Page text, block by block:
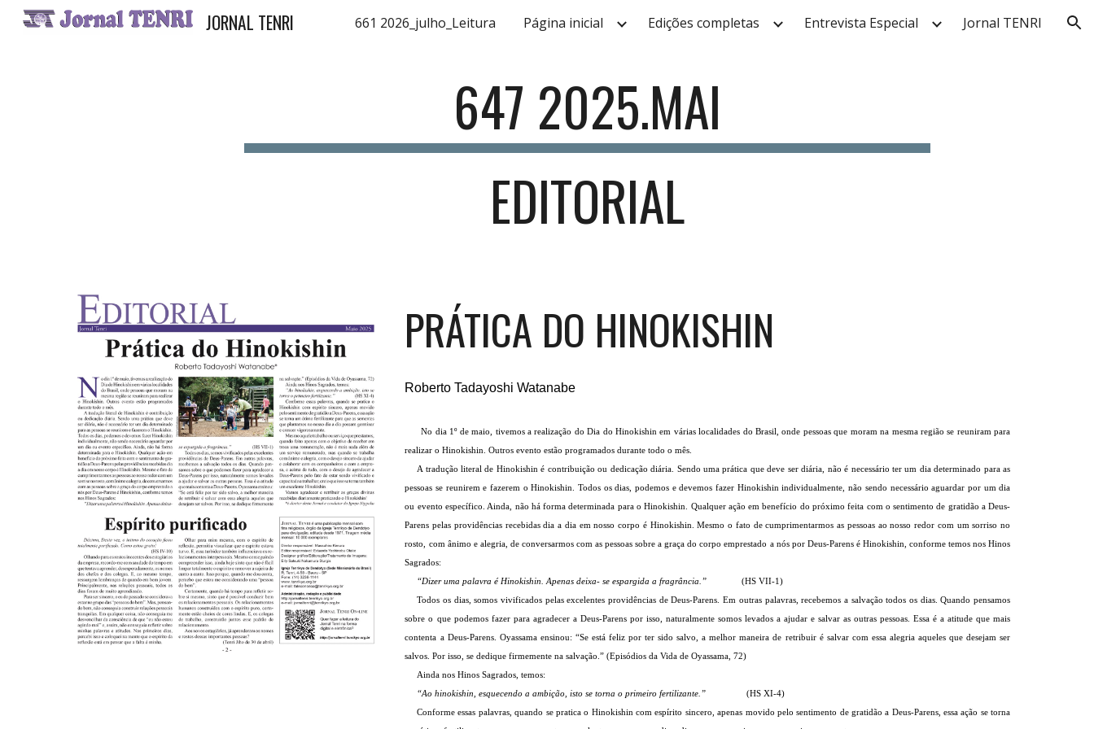
Skip to main content Skip to navigation
JORNAL TENRI 661 2026_julho_Leitura Página inicial Edições completas Entrevista Especial Jornal TENRI
647 2025.MAI
EDITORIAL
PRÁTICA DO HINOKISHIN
Roberto Tadayoshi Watanabe
No dia 1º de maio, tivemos a realização do Dia do Hinokishin em várias localidades do Brasil, onde pessoas que moram na mesma região se reuniram para
realizar o Hinokishin. Outros evento estão programados durante todo o mês.
A tradução literal de Hinokishin é contribuição ou dedicação diária. Sendo uma prática que deve ser diária, não é necessário ter um dia determinado para as
pessoas se reunirem e fazerem o Hinokishin. Todos os dias, podemos e devemos fazer Hinokishin individualmente, não sendo necessário aguardar por um dia
ou evento específico. Ainda, não há forma determinada para o Hinokishin. Qualquer ação em benefício do próximo feita com o sentimento de gratidão a Deus-
Parens pelas providências recebidas dia a dia em nosso corpo é Hinokishin. Mesmo o fato de cumprimentarmos as pessoas ao nosso redor com um sorriso no
rosto, com ânimo e alegria, de conversarmos com as pessoas sobre a graça do corpo emprestado a nós por Deus-Parens é Hinokishin, conforme temos nos Hinos
Sagrados:
“Dizer uma palavra é Hinokishin. Apenas deixa- se espargida a fragrância.”
(HS VII-1)
Todos os dias, somos vivificados pelas excelentes providências de Deus-Parens. Em outras palavras, recebemos a salvação todos os dias. Quando pensamos
sobre o que podemos fazer para agradecer a Deus-Parens por isso, naturalmente somos levados a ajudar e salvar as outras pessoas. Essa é a atitude que mais
contenta a Deus-Parens. Oyassama ensinou: “Se está feliz por ter sido salvo, a melhor maneira de retribuir é salvar com essa alegria aqueles que desejam ser
salvos. Por isso, se dedique firmemente na salvação.” (Episódios da Vida de Oyassama, 72)
Ainda nos Hinos Sagrados, temos:
“Ao hinokishin, esquecendo a ambição, isto se torna o primeiro fertilizante.”
(HS XI-4)
Conforme essas palavras, quando se pratica o Hinokishin com espírito sincero, apenas movido pelo sentimento de gratidão a Deus-Parens, essa ação se torna